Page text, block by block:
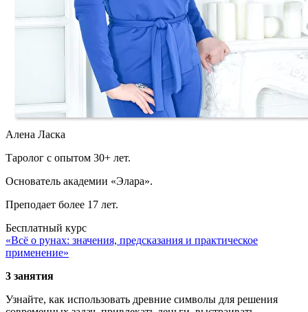
Алена Ласка
Таролог с опытом 30+ лет.
Основатель академии «Элара».
Преподает более 17 лет.
Бесплатный курс
«Всё о рунах: значения, предсказания и практическое
применение»
3 занятия
Узнайте, как использовать древние символы для решения